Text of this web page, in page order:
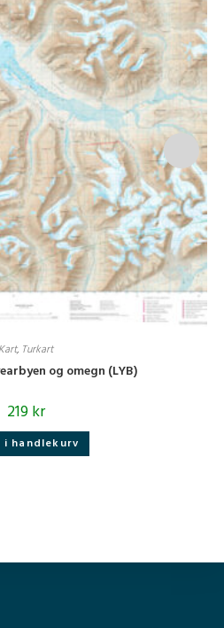
Kart, Turkart
og omegn (LYB)
219kr
i handlekurv